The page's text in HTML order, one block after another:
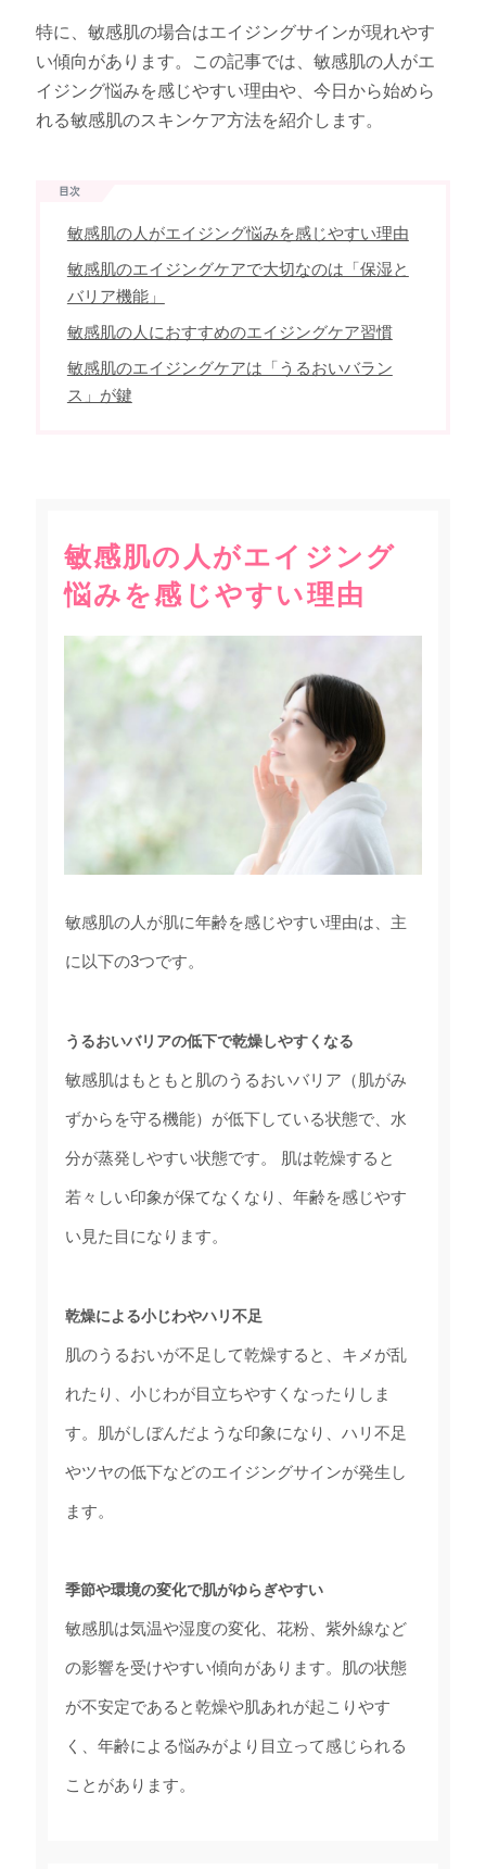
特に、敏感肌の場合はエイジングサインが現れやす
い傾向があります。この記事では、敏感肌の人がエ
イジング悩みを感じやすい理由や、今日から始めら
れる敏感肌のスキンケア方法を紹介します。
敏感肌の人がエイジング悩みを感じやすい理由
敏感肌のエイジングケアで大切なのは「保湿と
バリア機能」
敏感肌の人におすすめのエイジングケア習慣
敏感肌のエイジングケアは「うるおいバラン
ス」が鍵
敏感肌の人がエイジング
悩みを感じやすい理由
敏感肌の人が肌に年齢を感じやすい理由は、主
に以下の3つです。
うるおいバリアの低下で乾燥しやすくなる
敏感肌はもともと肌のうるおいバリア（肌がみ
ずからを守る機能）が低下している状態で、水
分が蒸発しやすい状態です。 肌は乾燥すると
若々しい印象が保てなくなり、年齢を感じやす
い見た目になります。
乾燥による小じわやハリ不足
肌のうるおいが不足して乾燥すると、キメが乱
れたり、小じわが目立ちやすくなったりしま
す。肌がしぼんだような印象になり、ハリ不足
やツヤの低下などのエイジングサインが発生し
ます。
季節や環境の変化で肌がゆらぎやすい
敏感肌は気温や湿度の変化、花粉、紫外線など
の影響を受けやすい傾向があります。肌の状態
が不安定であると乾燥や肌あれが起こりやす
く、年齢による悩みがより目立って感じられる
ことがあります。